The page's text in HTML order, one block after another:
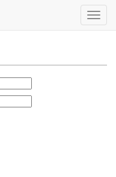
Toggle